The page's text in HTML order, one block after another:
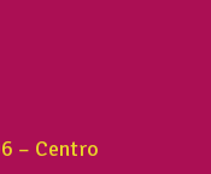
– Centro